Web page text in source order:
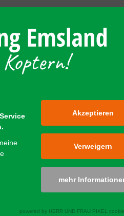
Akzeptieren
Verweigern
mehr
powered by HERR UND FRAU PIXEL